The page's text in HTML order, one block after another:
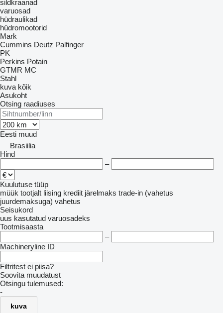
sildkraanad
varuosad
hüdraulikad
hüdromootorid
Mark
Cummins Deutz Palfinger
PK
Perkins Potain
GTMR MC
Stahl
kuva kõik
Asukoht
Otsing raadiuses
Eesti muud
Brasiilia
Hind
–
Kuulutuse tüüp
müük tootjalt liising krediit järelmaks trade-in (vahetus
juurdemaksuga) vahetus
Seisukord
uus kasutatud varuosadeks
Tootmisaasta
–
Machineryline ID
Filtritest ei piisa?
Soovita muudatust
Otsingu tulemused:
-
kuva